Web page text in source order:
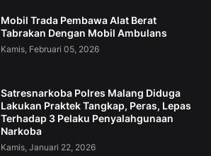
Mobil Trada Pembawa Alat Berat
Tabrakan Dengan Mobil Ambulans
Kamis, Februari 05, 2026
Satresnarkoba Polres Malang Diduga
Lakukan Praktek Tangkap, Peras, Lepas
Terhadap 3 Pelaku Penyalahgunaan
Narkoba
Kamis, Januari 22, 2026